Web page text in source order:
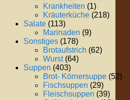
Krankheiten (1)
Kräuterküche (218)
Salate (113)
Marinaden (9)
Sonstiges (178)
Brotaufstrich (62)
Wurst(64)
Suppen (403)
Brot- Körnersuppe (52)
Fischsuppen (29)
Fleischsuppen (39)